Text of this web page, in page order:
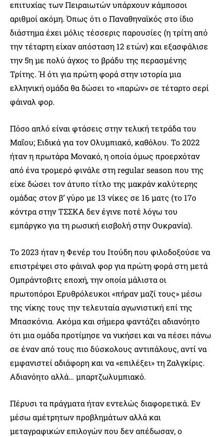
επιτυχίας των Πειραιωτών υπάρχουν κάμποσοι
αριθμοί ακόμη. Όπως ότι ο Παναθηναϊκός στο ίδιο
διάστημα έχει μόλις τέσσερις παρουσίες (η τρίτη από
την τέταρτη είχαν απόσταση 12 ετών) και εξασφάλισε
την 5η με πολύ άγχος το βράδυ της περασμένης
Τρίτης. Ή ότι για πρώτη φορά στην ιστορία μια
ελληνική ομάδα θα δώσει το «παρών» σε τέταρτο σερί
φάιναλ φορ.
Πόσο απλό είναι φτάσεις στην τελική τετράδα του
Μαΐου; Ειδικά για τον Ολυμπιακό, καθόλου. Το 2022
ήταν η πρωτάρα Μονακό, η οποία όμως προερχόταν
από ένα τρομερό φινάλε στη regular season που της
είχε δώσει τον άτυπο τίτλο της μακράν καλύτερης
ομάδας στον β’ γύρο με 13 νίκες σε 16 ματς (το 17ο
κόντρα στην ΤΣΣΚΑ δεν έγινε ποτέ λόγω του
εμπάργκο για τη ρωσική εισβολή στην Ουκρανία).
Το 2023 ήταν η Φενέρ του Ιτούδη που φιλοδοξούσε να
επιστρέψει στο φάιναλ φορ για πρώτη φορά στη μετά
Ομπράντοβιτς εποχή, την οποία μάλιστα οι
πρωτοπόροι Ερυθρόλευκοι «πήραν μαζί τους» μέσω
της νίκης τους την τελευταία αγωνιστική επί της
Μπασκόνια. Ακόμα και σήμερα φαντάζει αδιανόητο
ότι μια ομάδα προτίμησε να νικήσει και να πέσει πάνω
σε έναν από τους πιο δύσκολους αντιπάλους, αντί να
εμφανιστεί αδιάφορη και να «επιλέξει» τη Ζαλγκίρις.
Αδιανόητο αλλά… μπαρτζωλυμπιακό.
Πέρυσι τα πράγματα ήταν εντελώς διαφορετικά. Εν
μέσω αμέτρητων προβλημάτων αλλά και
μεταγραφικών επιλογών που δεν απέδωσαν, ο